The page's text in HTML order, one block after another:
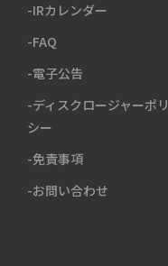
-IRカレンダー
-FAQ
-電子公告
-ディスクロージャーポリ
シー
-免責事項
-お問い合わせ